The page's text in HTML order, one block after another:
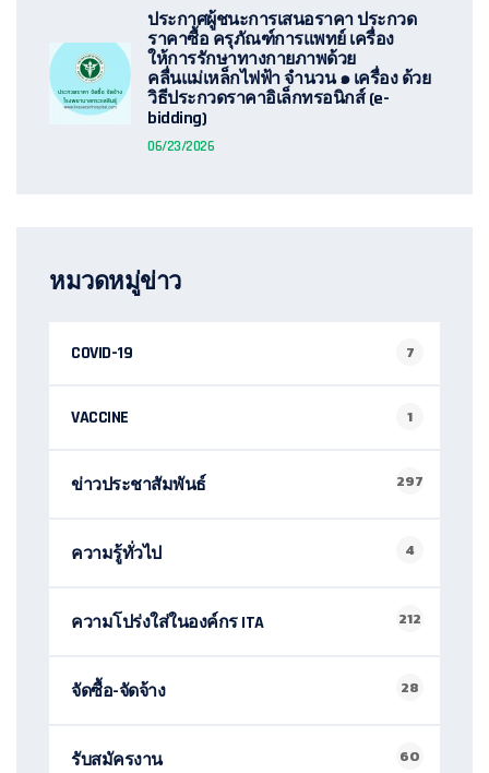
ประกาศผู้ชนะการเสนอราคา ประกวด
ราคาซื้อ ครุภัณฑ์การแพทย์ เครื่อง
ให้การรักษาทางกายภาพด้วย
คลื่นแม่เหล็กไฟฟ้า จำนวน ๑ เครื่อง ด้วย
วิธีประกวดราคาอิเล็กทรอนิกส์ (e-
bidding)
06/23/2026
หมวดหมู่ข่าว
COVID-19 7
VACCINE 1
ข่าวประชาสัมพันธ์ 297
ความรู้ทั่วไป 4
ความโปร่งใส่ในองค์กร ITA 212
จัดซื้อ-จัดจ้าง 28
รับสมัครงาน 60